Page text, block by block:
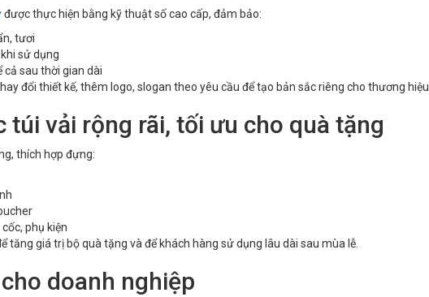
được thực hiện bằng kỹ thuật số cao cấp, đảm bảo:
tươi
sử dụng
cả sau thời gian dài
đổi thiết kế, thêm logo, slogan theo yêu cầu để tạo bản sắc riêng cho thương hiệu.
túi vải rộng rãi, tối ưu cho quà tặng
thích hợp đựng:
phụ kiện
tăng giá trị bộ quà tặng và để khách hàng sử dụng lâu dài sau mùa lễ.
doanh nghiệp